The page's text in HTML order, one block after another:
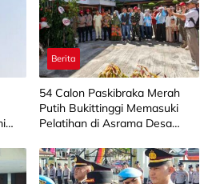
Berita
‎54 Calon Paskibraka Merah
Putih Bukittinggi Memasuki
Pelatihan di Asrama Desa